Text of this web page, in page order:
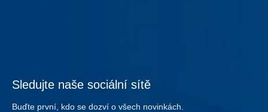
Sledujte naše sociální sítě
Buďte první, kdo se dozví o všech novinkách.